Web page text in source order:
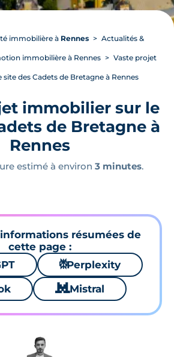
immobilière à Rennes Actualités &
immobilière à Rennes Vaste projet
des Cadets de Bretagne à Rennes
immobilier sur le
de Bretagne à
Rennes
estimé à environ 3 minutes.
résumées de
cette page :
⚙Perplexity
🐱 Mistral